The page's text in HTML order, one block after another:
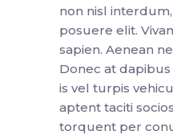
non nisl
posuere elit.
sapien. Aenean
Donec at
is vel turpis
aptent taciti
torquent per